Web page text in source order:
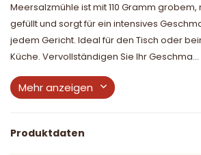
Meersalzmühle ist mit 110 Gramm
gefüllt und sorgt für ein intensives
jedem Gericht. Ideal für den Tisch oder
Küche. Vervollständigen Sie Ihr Geschma...
Mehr anzeigen
Produktdaten